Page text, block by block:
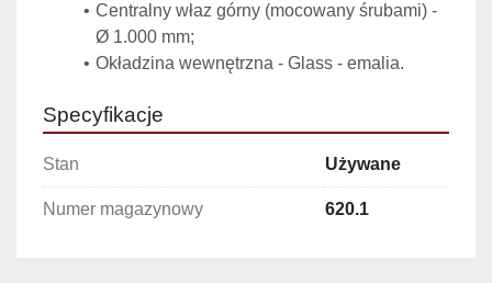
Centralny właz górny (mocowany śrubami) -
Ø 1.000 mm;
Okładzina wewnętrzna - Glass - emalia.
Specyfikacje
Stan Używane
Numer magazynowy 620.1